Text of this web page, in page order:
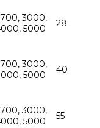
3000,
5000
28
3000,
5000
40
3000,
5000
55